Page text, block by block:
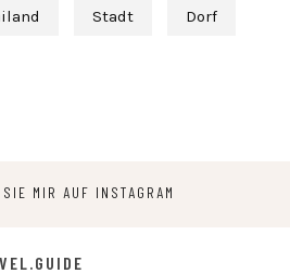
Stadt Dorf
MIR AUF INSTAGRAM